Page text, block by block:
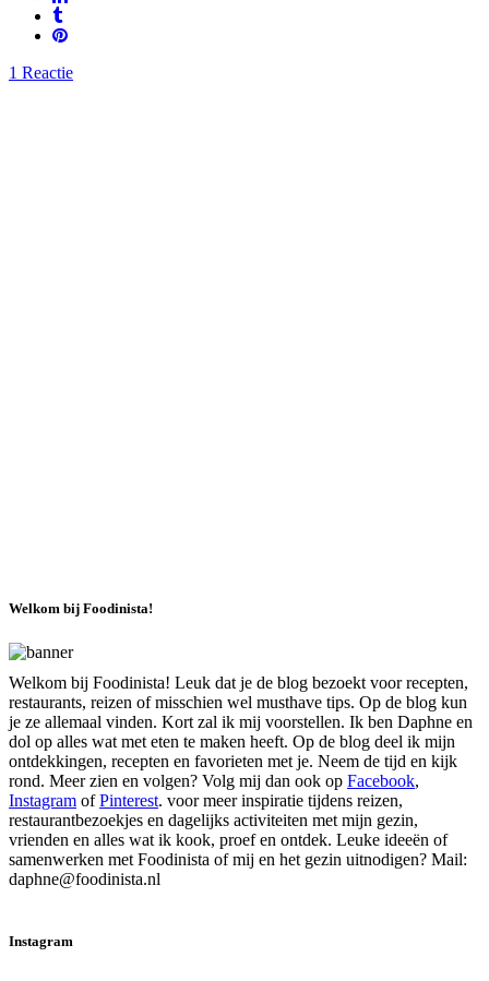
1 Reactie
Welkom bij Foodinista!
Welkom bij Foodinista! Leuk dat je de blog bezoekt voor recepten,
restaurants, reizen of misschien wel musthave tips. Op de blog kun
je ze allemaal vinden. Kort zal ik mij voorstellen. Ik ben Daphne en
dol op alles wat met eten te maken heeft. Op de blog deel ik mijn
ontdekkingen, recepten en favorieten met je. Neem de tijd en kijk
rond. Meer zien en volgen? Volg mij dan ook op Facebook,
Instagram ofPinterest. voor meer inspiratie tijdens reizen,
restaurantbezoekjes en dagelijks activiteiten met mijn gezin,
vrienden en alles wat ik kook, proef en ontdek. Leuke ideeën of
samenwerken met Foodinista of mij en het gezin uitnodigen? Mail:
daphne@foodinista.nl
Instagram